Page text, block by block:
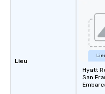
Lieu
Hyatt
San